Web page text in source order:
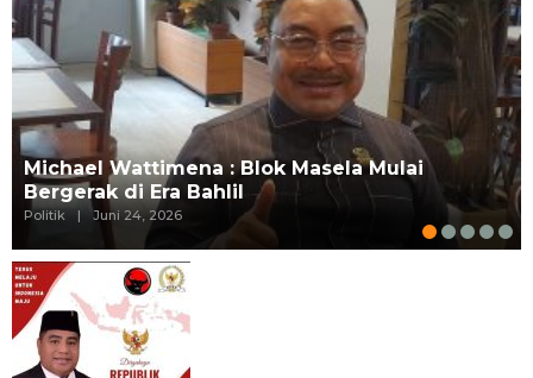
Michael Wattimena : Blok Masela Mulai
Bergerak di Era Bahlil
Politik | Juni 24, 2026